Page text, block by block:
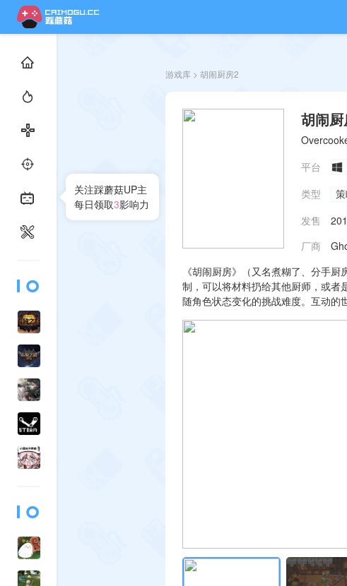
关注踩蘑菇UP主
每日领取3影响力
游戏库 > 胡闹厨房2
胡闹
平台
类型
发售
厂商
《胡闹厨房》（又名煮糊了、分手
制，可以将材料扔给其他厨师，或者
随角色状态变化的挑战难度。互动的